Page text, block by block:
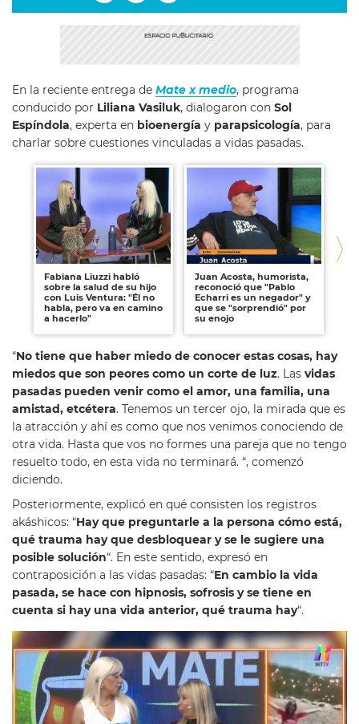
En la reciente entrega de Mate x medio, programa
conducido por Liliana Vasiluk, dialogaron con Sol
Espíndola, experta en bioenergía y parapsicología, para
charlar sobre cuestiones vinculadas a vidas pasadas.
Fabiana Liuzzi habló
sobre la salud de su hijo
con Luis Ventura: "Él no
habla, pero va en camino
a hacerlo"
Juan Acosta, humorista,
reconoció que "Pablo
Echarri es un negador" y
que se "sorprendió" por
su enojo
“No tiene que haber miedo de conocer estas cosas, hay
miedos que son peores como un corte de luz. Las vidas
pasadas pueden venir como el amor, una familia, una
amistad, etcétera. Tenemos un tercer ojo, la mirada que es
la atracción y ahí es como que nos venimos conociendo de
otra vida. Hasta que vos no formes una pareja que no tengo
resuelto todo, en esta vida no terminará. “, comenzó
diciendo.
Posteriormente, explicó en qué consisten los registros
akáshicos: “Hay que preguntarle a la persona cómo está,
qué trauma hay que desbloquear y se le sugiere una
posible solución“. En este sentido, expresó en
contraposición a las vidas pasadas: “En cambio la vida
pasada, se hace con hipnosis, sofrosis y se tiene en
cuenta si hay una vida anterior, qué trauma hay“.